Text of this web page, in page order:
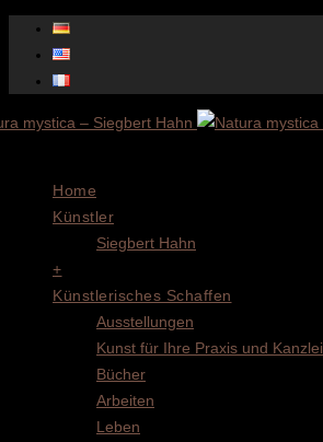
Home
Künstler
Siegbert Hahn
+
Künstlerisches Schaffen
Ausstellungen
Kunst für Ihre Praxis und Kanzlei
Bücher
Arbeiten
Leben